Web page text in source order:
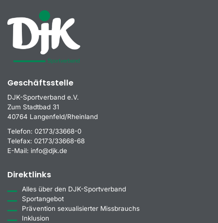
Geschäftsstelle
DJK-Sportverband e.V.
Zum Stadtbad 31
40764 Langenfeld/Rheinland
Telefon: 02173/33668-0
Telefax: 02173/33668-68
E-Mail: info@djk.de
Direktlinks
Alles über den DJK-Sportverband
Sportangebot
Prävention sexualisierter Missbrauchs
Inklusion